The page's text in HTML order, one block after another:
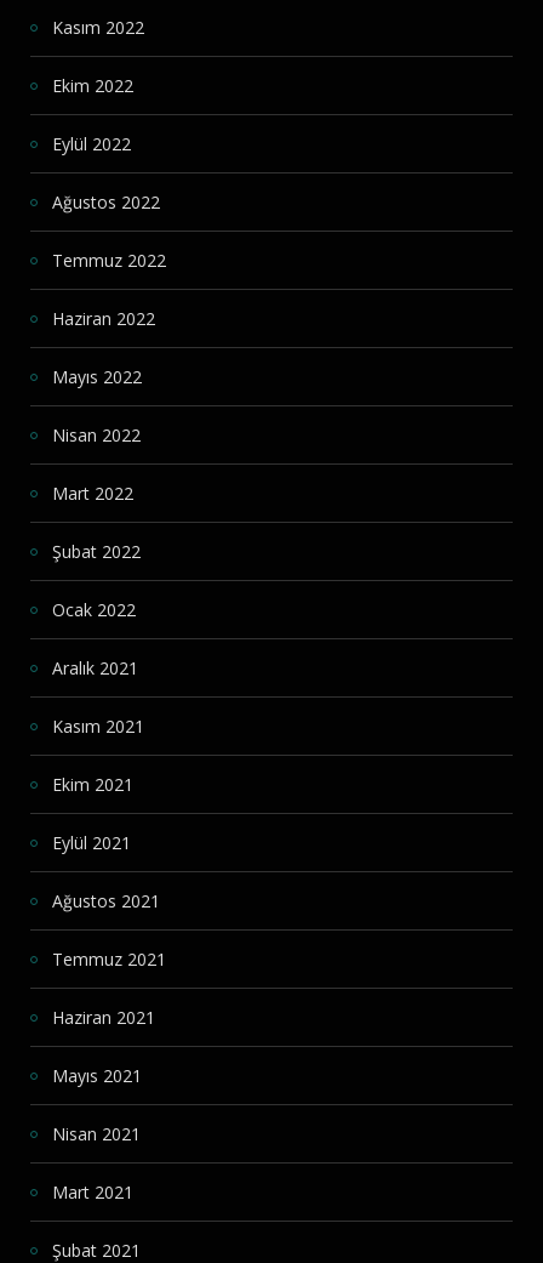
Kasım 2022
Ekim 2022
Eylül 2022
Ağustos 2022
Temmuz 2022
Haziran 2022
Mayıs 2022
Nisan 2022
Mart 2022
Şubat 2022
Ocak 2022
Aralık 2021
Kasım 2021
Ekim 2021
Eylül 2021
Ağustos 2021
Temmuz 2021
Haziran 2021
Mayıs 2021
Nisan 2021
Mart 2021
Şubat 2021